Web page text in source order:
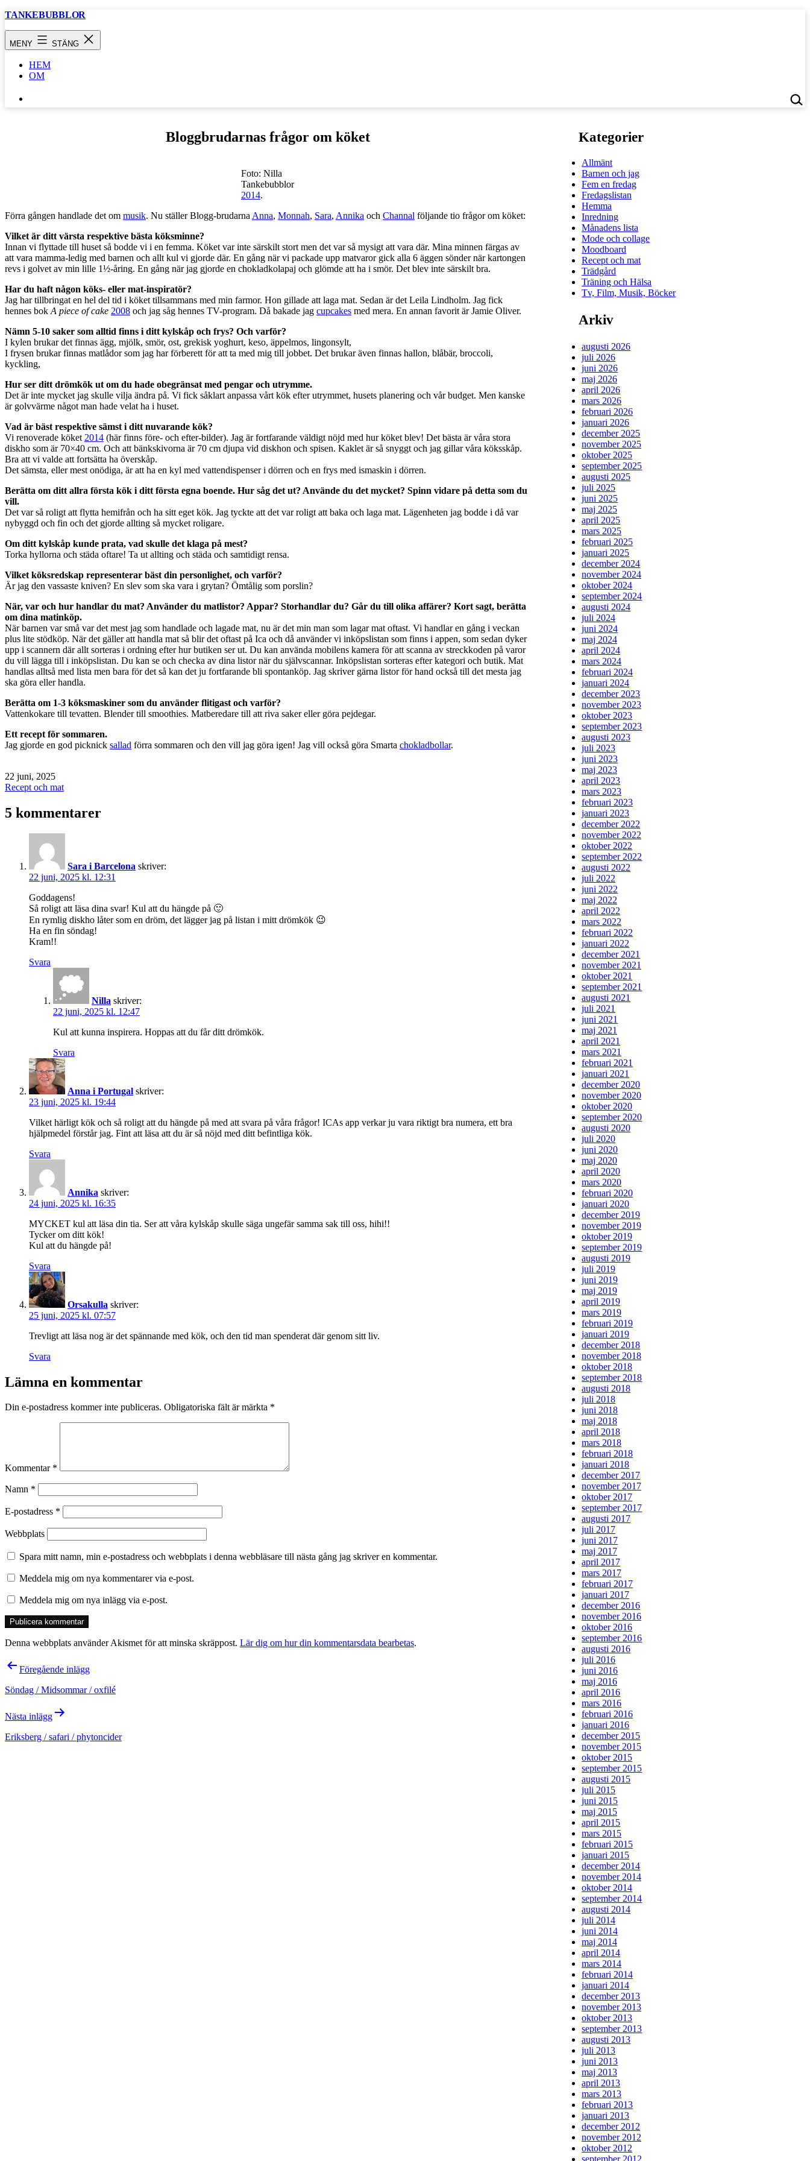
Hoppa
TANKEBUBBLOR
MENY STÄNG
HEM
OM
…
Bloggbrudarnas frågor om köket
Foto: Nilla
Tankebubblor
2014.
Förra gången handlade det om musik. Nu ställer Blogg-brudarna Anna, Monnah, Sara, Annika och Channal följande tio frågor om köket:
Vilket är ditt värsta respektive bästa köksminne?
Innan vi flyttade till huset så bodde vi i en femma. Köket var inte särskilt stort men det var så mysigt att vara där. Mina minnen färgas av
att vara mamma-ledig med barnen och allt kul vi gjorde där. En gång när vi packade upp matvaror gick alla 6 äggen sönder när kartongen
revs i golvet av min lille 1½-åring. En gång när jag gjorde en chokladkolapaj och glömde att ha i smör. Det blev inte särskilt bra.
Har du haft någon köks- eller mat-inspiratör?
Jag har tillbringat en hel del tid i köket tillsammans med min farmor. Hon gillade att laga mat. Sedan är det Leila Lindholm. Jag fick
hennes bok A piece of cake 2008 och jag såg hennes TV-program. Då bakade jag cupcakes med mera. En annan favorit är Jamie Oliver.
Nämn 5-10 saker som alltid finns i ditt kylskåp och frys? Och varför?
I kylen brukar det finnas ägg, mjölk, smör, ost, grekisk yoghurt, keso, äppelmos, lingonsylt,
I frysen brukar finnas matlådor som jag har förberett för att ta med mig till jobbet. Det brukar även finnas hallon, blåbär, broccoli,
kyckling,
Hur ser ditt drömkök ut om du hade obegränsat med pengar och utrymme.
Det är inte mycket jag skulle vilja ändra på. Vi fick såklart anpassa vårt kök efter utrymmet, husets planering och vår budget. Men kanske
är golvvärme något man hade velat ha i huset.
Vad är bäst respektive sämst i ditt nuvarande kök?
Vi renoverade köket 2014 (här finns före- och efter-bilder). Jag är fortfarande väldigt nöjd med hur köket blev! Det bästa är våra stora
diskho som är 70×40 cm. Och att bänkskivorna är 70 cm djupa vid diskhon och spisen. Kaklet är så snyggt och jag gillar våra köksskåp.
Bra att vi valde att fortsätta ha överskåp.
Det sämsta, eller mest onödiga, är att ha en kyl med vattendispenser i dörren och en frys med ismaskin i dörren.
Berätta om ditt allra första kök i ditt första egna boende. Hur såg det ut? Använde du det mycket? Spinn vidare på detta som du
vill.
Det var så roligt att flytta hemifrån och ha sitt eget kök. Jag tyckte att det var roligt att baka och laga mat. Lägenheten jag bodde i då var
nybyggd och fin och det gjorde allting så mycket roligare.
Om ditt kylskåp kunde prata, vad skulle det klaga på mest?
Torka hyllorna och städa oftare! Ta ut allting och städa och samtidigt rensa.
Vilket köksredskap representerar bäst din personlighet, och varför?
Är jag den vassaste kniven? En slev som ska vara i grytan? Ömtålig som porslin?
När, var och hur handlar du mat? Använder du matlistor? Appar? Storhandlar du? Går du till olika affärer? Kort sagt, berätta
om dina matinköp.
När barnen var små var det mest jag som handlade och lagade mat, nu är det min man som lagar mat oftast. Vi handlar en gång i veckan
plus lite stödköp. När det gäller att handla mat så blir det oftast på Ica och då använder vi inköpslistan som finns i appen, som sedan dyker
upp i scannern där allt sorteras i ordning efter hur butiken ser ut. Du kan använda mobilens kamera för att scanna av streckkoden på varor
du vill lägga till i inköpslistan. Du kan se och checka av dina listor när du självscannar. Inköpslistan sorteras efter kategori och butik. Mat
handlas alltså med lista men bara för det så kan det ju fortfarande bli spontanköp. Jag skriver gärna listor för hand också till det mesta jag
ska göra eller handla.
Berätta om 1-3 köksmaskiner som du använder flitigast och varför?
Vattenkokare till tevatten. Blender till smoothies. Matberedare till att riva saker eller göra pejdegar.
Ett recept för sommaren.
Jag gjorde en god picknick sallad förra sommaren och den vill jag göra igen! Jag vill också göra Smarta chokladbollar.
Publicerat
den
22 juni, 2025
Kategoriserat
Recept och mat
5 kommentarer
Sara i Barcelona skriver:
22 juni, 2025 kl. 12:31
Goddagens!
Så roligt att läsa dina svar! Kul att du hängde på 🙂
En rymlig diskho låter som en dröm, det lägger jag på listan i mitt drömkök 😉
Ha en fin söndag!
Kram!!
Svara
Nilla skriver:
22 juni, 2025 kl. 12:47
Kul att kunna inspirera. Hoppas att du får ditt drömkök.
Svara
Anna i Portugal skriver:
23 juni, 2025 kl. 19:44
Vilket härligt kök och så roligt att du hängde på med att svara på våra frågor! ICAs app verkar ju vara riktigt bra numera, ett bra
hjälpmedel förstår jag. Fint att läsa att du är så nöjd med ditt befintliga kök.
Svara
Annika skriver:
24 juni, 2025 kl. 16:35
MYCKET kul att läsa din tia. Ser att våra kylskåp skulle säga ungefär samma sak till oss, hihi!!
Tycker om ditt kök!
Kul att du hängde på!
Svara
Orsakulla skriver:
25 juni, 2025 kl. 07:57
Trevligt att läsa nog är det spännande med kök, och den tid man spenderat där genom sitt liv.
Svara
Lämna en kommentar
Din e-postadress kommer inte publiceras. Obligatoriska fält är märkta *
Kommentar *
Namn *
E-postadress *
Webbplats
Spara mitt namn, min e-postadress och webbplats i denna webbläsare till nästa gång jag skriver en kommentar.
Meddela mig om nya kommentarer via e-post.
Meddela mig om nya inlägg via e-post.
Denna webbplats använder Akismet för att minska skräppost. Lär dig om hur din kommentarsdata bearbetas.
Inläggsnavigering
Föregående inlägg
Söndag / Midsommar / oxfilé
Nästa inlägg
Eriksberg / safari / phytoncider
Kategorier
Allmänt
Barnen och jag
Fem en fredag
Fredagslistan
Hemma
Inredning
Månadens lista
Mode och collage
Moodboard
Recept och mat
Trädgård
Träning och Hälsa
Tv, Film, Musik, Böcker
Arkiv
augusti 2026
juli 2026
juni 2026
maj 2026
april 2026
mars 2026
februari 2026
januari 2026
december 2025
november 2025
oktober 2025
september 2025
augusti 2025
juli 2025
juni 2025
maj 2025
april 2025
mars 2025
februari 2025
januari 2025
december 2024
november 2024
oktober 2024
september 2024
augusti 2024
juli 2024
juni 2024
maj 2024
april 2024
mars 2024
februari 2024
januari 2024
december 2023
november 2023
oktober 2023
september 2023
augusti 2023
juli 2023
juni 2023
maj 2023
april 2023
mars 2023
februari 2023
januari 2023
december 2022
november 2022
oktober 2022
september 2022
augusti 2022
juli 2022
juni 2022
maj 2022
april 2022
mars 2022
februari 2022
januari 2022
december 2021
november 2021
oktober 2021
september 2021
augusti 2021
juli 2021
juni 2021
maj 2021
april 2021
mars 2021
februari 2021
januari 2021
december 2020
november 2020
oktober 2020
september 2020
augusti 2020
juli 2020
juni 2020
maj 2020
april 2020
mars 2020
februari 2020
januari 2020
december 2019
november 2019
oktober 2019
september 2019
augusti 2019
juli 2019
juni 2019
maj 2019
april 2019
mars 2019
februari 2019
januari 2019
december 2018
november 2018
oktober 2018
september 2018
augusti 2018
juli 2018
juni 2018
maj 2018
april 2018
mars 2018
februari 2018
januari 2018
december 2017
november 2017
oktober 2017
september 2017
augusti 2017
juli 2017
juni 2017
maj 2017
april 2017
mars 2017
februari 2017
januari 2017
december 2016
november 2016
oktober 2016
september 2016
augusti 2016
juli 2016
juni 2016
maj 2016
april 2016
mars 2016
februari 2016
januari 2016
december 2015
november 2015
oktober 2015
september 2015
augusti 2015
juli 2015
juni 2015
maj 2015
april 2015
mars 2015
februari 2015
januari 2015
december 2014
november 2014
oktober 2014
september 2014
augusti 2014
juli 2014
juni 2014
maj 2014
april 2014
mars 2014
februari 2014
januari 2014
december 2013
november 2013
oktober 2013
september 2013
augusti 2013
juli 2013
juni 2013
maj 2013
april 2013
mars 2013
februari 2013
januari 2013
december 2012
november 2012
oktober 2012
september 2012